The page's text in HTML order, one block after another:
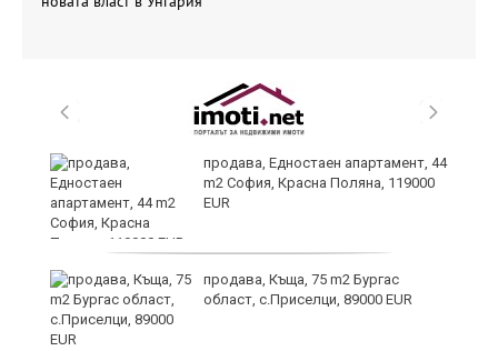
продава, Едностаен апартамент, 44
m2 София, Красна Поляна, 119000
EUR
продава, Къща, 75 m2 Бургас
област, с.Приселци, 89000 EUR